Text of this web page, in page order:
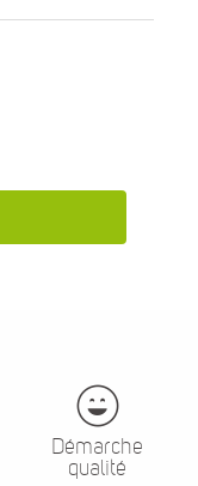
Démarche
qualité